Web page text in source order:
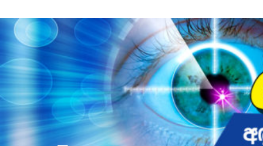
to
contentvinivida.lk